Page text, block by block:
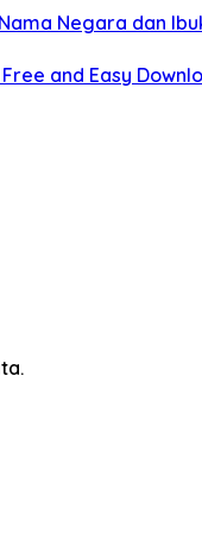
Negara dan
and Easy